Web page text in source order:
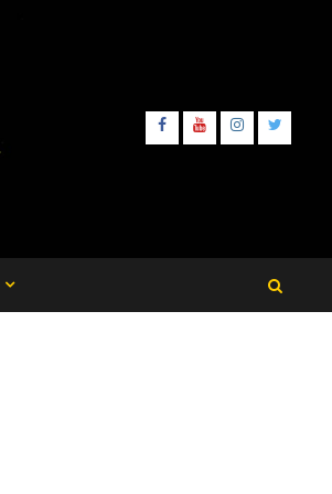
FB YT IT TW